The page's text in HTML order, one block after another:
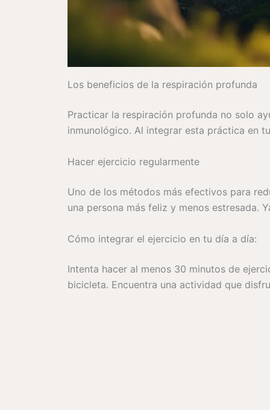
Los beneficios de la respiración profunda
Practicar la respiración profunda no solo
inmunológico. Al integrar esta práctica en
Hacer ejercicio regularmente
Uno de los métodos más efectivos para
una persona más feliz y menos estresada.
Cómo integrar el ejercicio en tu día a día:
Intenta hacer al menos 30 minutos de
bicicleta. Encuentra una actividad que